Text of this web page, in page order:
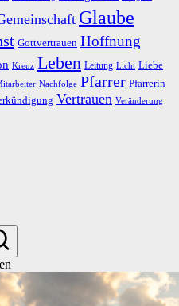
Glaube
Gottvertrauen Hoffnung
Kreuz Leben Leitung Licht Liebe
Nachfolge Pfarrer Pfarrerin
Vertrauen Veränderung